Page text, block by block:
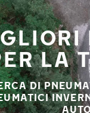
LA
DI